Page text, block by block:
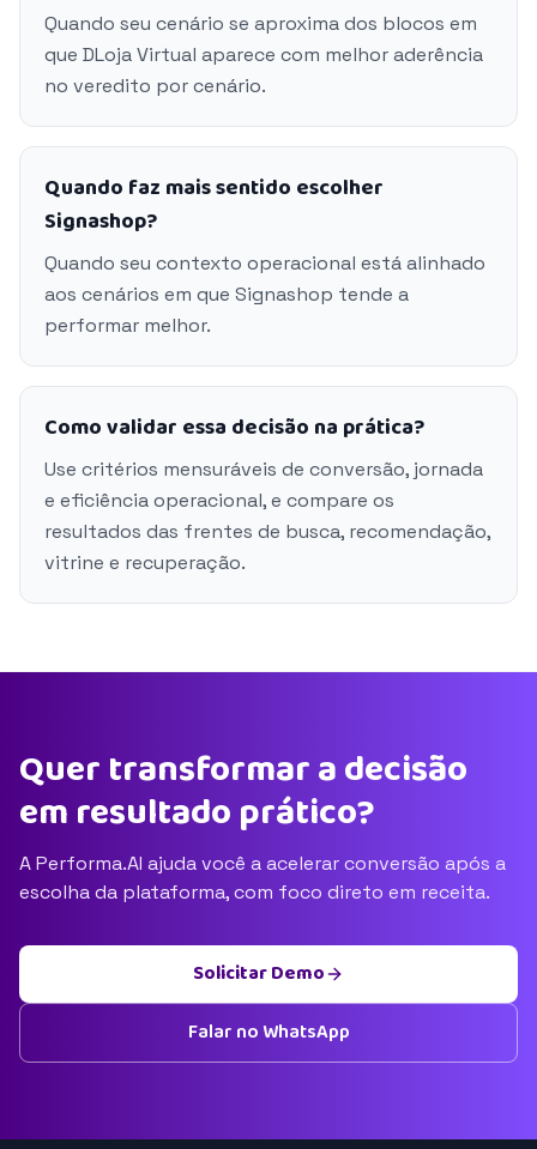
Quando seu cenário se aproxima dos blocos em
que DLoja Virtual aparece com melhor aderência
no veredito por cenário.
Quando faz mais sentido escolher
Signashop?
Quando seu contexto operacional está alinhado
aos cenários em que Signashop tende a
performar melhor.
Como validar essa decisão na prática?
Use critérios mensuráveis de conversão, jornada
e eficiência operacional, e compare os
resultados das frentes de busca, recomendação,
vitrine e recuperação.
Quer transformar a decisão
em resultado prático?
A Performa.AI ajuda você a acelerar conversão após a
escolha da plataforma, com foco direto em receita.
Solicitar Demo
Falar no WhatsApp